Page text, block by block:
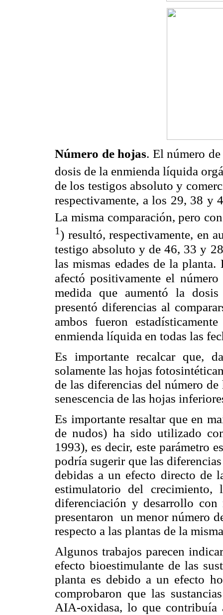
Número de hojas. El número
dosis de la enmienda líquida
de los testigos absoluto y
respectivamente, a los 29, 38 y
La misma comparación, pero
1) resultó, respectivamente, en
testigo absoluto y de 46, 33 y
las mismas edades de la
afectó positivamente el
medida que aumentó la
presentó diferencias al
ambos fueron
enmienda líquida en todas las
Es importante recalcar que,
solamente las hojas
de las diferencias del número
senescencia de las hojas
Es importante resaltar que en
de nudos) ha sido utilizado
1993), es decir, este parámetro
podría sugerir que las
debidas a un efecto directo de
estimulatorio del
diferenciación y desarrollo con
presentaron un menor número
respecto a las plantas de la
Algunos trabajos parecen
efecto bioestimulante de las
planta es debido a un efecto
comprobaron que las
AIA-oxidasa, lo que